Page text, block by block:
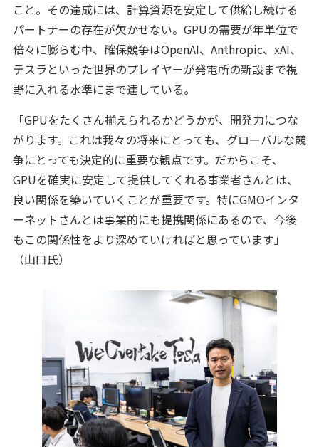
こと。その達成には、計算資源を安定して供給し続ける
パートナーの存在が欠かせない。GPUの需要が年単位で
倍々に膨らむ中、確保競争はOpenAI、Anthropic、xAI、
テスラといった世界のプレイヤーが発電所の新設まで視
野に入れる水準にまで達している。
「GPUをたくさん揃えられるかどうかが、開発力につな
がります。これは我々の将来にとっても、グローバルな競
争にとっても決定的に重要な観点です。だからこそ、
GPUを確実に安定して提供してくれる事業者さんとは、
良い関係を築いていくことが重要です。特にGMOインタ
ーネットさんとは事業的にも提携関係にあるので、今後
もこの関係性をより深めていければと思っています」
（山口氏）